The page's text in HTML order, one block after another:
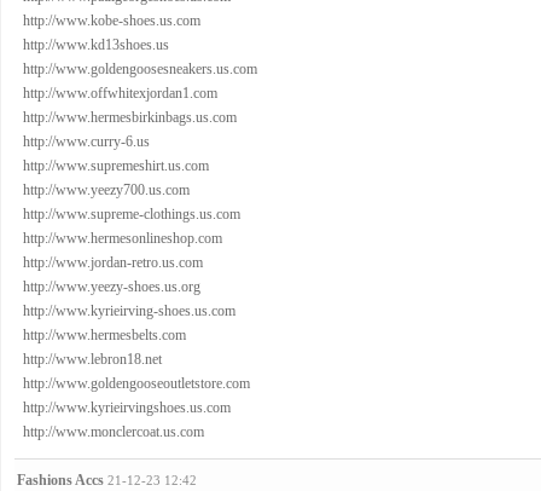
http://www.kobe-shoes.us.com
http://www.kd13shoes.us
http://www.goldengoosesneakers.us.com
http://www.offwhitexjordan1.com
http://www.hermesbirkinbags.us.com
http://www.curry-6.us
http://www.supremeshirt.us.com
http://www.yeezy700.us.com
http://www.supreme-clothings.us.com
http://www.hermesonlineshop.com
http://www.jordan-retro.us.com
http://www.yeezy-shoes.us.org
http://www.kyrieirving-shoes.us.com
http://www.hermesbelts.com
http://www.lebron18.net
http://www.goldengooseoutletstore.com
http://www.kyrieirvingshoes.us.com
http://www.monclercoat.us.com
Fashions Accs 21-12-23 12:42